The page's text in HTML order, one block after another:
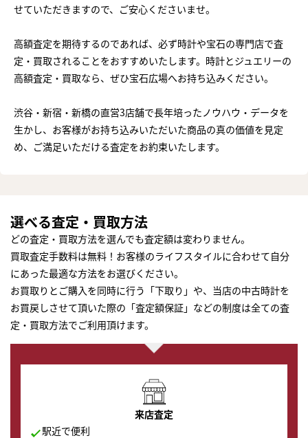
せていただきますので、ご安心くださいませ。
高額査定を期待するのであれば、必ず時計や宝石の専門店で査
定・買取されることをおすすめいたします。時計とジュエリーの
高額査定・買取なら、ぜひ宝石広場へお持ち込みください。
渋谷・新宿・新橋の直営3店舗で長年培ったノウハウ・データを
生かし、お客様がお持ち込みいただいた商品の真の価値を見定
め、ご満足いただける査定をお約束いたします。
選べる査定・買取方法
どの査定・買取方法を選んでも査定額は変わりません。
買取査定手数料は無料！お客様のライフスタイルに合わせて自分
にあった最適な方法をお選びください。
お買取りとご購入を同時に行う「下取り」や、当店の中古時計を
お買戻しさせて頂いた際の「査定額保証」などの制度は全ての査
定・買取方法でご利用頂けます。
来店査定
駅近で便利